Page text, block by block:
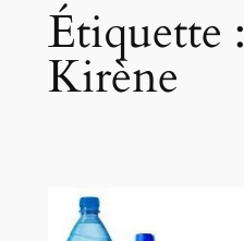
Étiquette :
Kirène